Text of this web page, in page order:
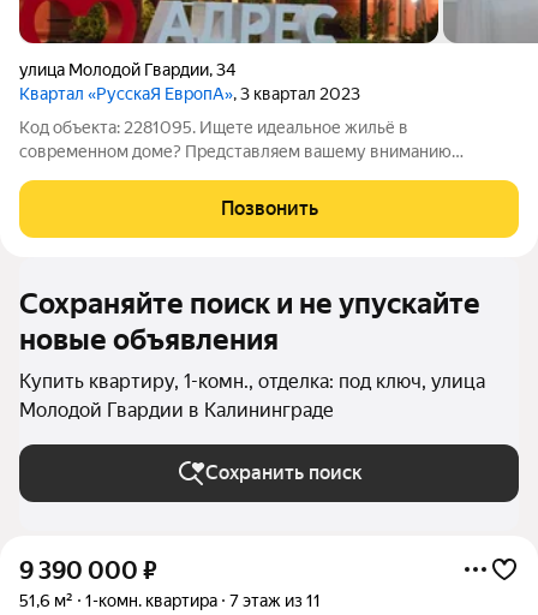
улица Молодой Гвардии,34
Квартал «РусскаЯ ЕвропА», 3 квартал 2023
Код объекта: 2281095. Ищете идеальное жильё в
современном доме? Представляем вашему вниманию
(переделана в двухкомнатную) площадью 55,4 кв. м на улице
Молодой Гвардии, 34 в Калининграде. Квартира
Позвонить
Сохраняйте поиск и не упускайте
новые объявления
Купить квартиру, 1-комн., отделка: под ключ, улица
Молодой Гвардии в Калининграде
Сохранить поиск
9 390 000 ₽
51,6 м² 1-комн. квартира 7 этаж из 11